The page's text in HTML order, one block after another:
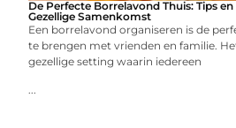
De Perfecte Borrelavond Thuis: Tips
Gezellige Samenkomst
Een borrelavond organiseren is de
te brengen met vrienden en familie.
gezellige setting waarin iedereen
...